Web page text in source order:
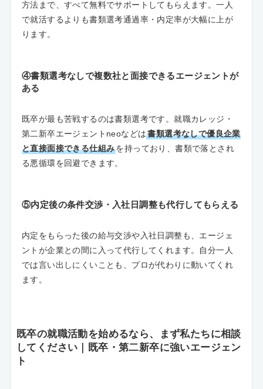
方法まで、すべて無料でサポートしてもらえます。一人
で就活するよりも書類選考通過率・内定率が大幅に上が
ります。
④書類選考なしで複数社と面接できるエージェントが
ある
既卒が最も苦戦するのは書類選考です。就職カレッジ・
第二新卒エージェントneoなどは書類選考なしで優良企業
と直接面接できる仕組みを持っており、書類で落とされ
る悪循環を回避できます。
⑤内定後の条件交渉・入社日調整も代行してもらえる
内定をもらった後の給与交渉や入社日調整も、エージェ
ントが企業との間に入って代行してくれます。自分一人
では言い出しにくいことも、プロが代わりに動いてくれ
ます。
既卒の就職活動を始めるなら、まず私たちに相談
してください｜既卒・第二新卒に強いエージェン
ト